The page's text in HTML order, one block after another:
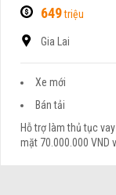
649triệu
Gia Lai
Xe mới
Bán tải
Hỗ trợ làm thủ tục
mặt 70.000.000 VND